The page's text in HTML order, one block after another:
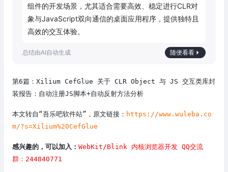
组件的开发场景，尤其适合需要高效、稳定进行CLR对
象与JavaScript双向通信的桌面应用程序，提供独特且
高效的交互体验。
随便看看
第6篇：Xilium CefGlue 关于 CLR Object 与 JS 交互类库封
装报告：自动注册JS脚本+自动反射方法分析
本文转自“吾乐吧软件站”，原文链接： https://www.wuleba.co
m/?s=Xilium%20CefGlue
感兴趣的，可以加入： WebKit/Blink 内核浏览器开发 QQ交流
群：244840771